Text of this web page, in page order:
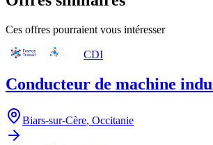
Ces offres pourraient vous intéresser
CDI
Conducteur de machine
Biars-sur-Cère, Occitanie